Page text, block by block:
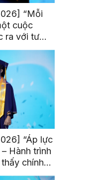
“Mỗi
cuộc
ra với tư
thắng”
“Áp lực
Hành trình
chính